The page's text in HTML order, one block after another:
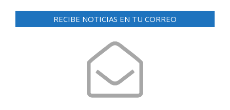
RECIBE NOTICIAS EN TU CORREO